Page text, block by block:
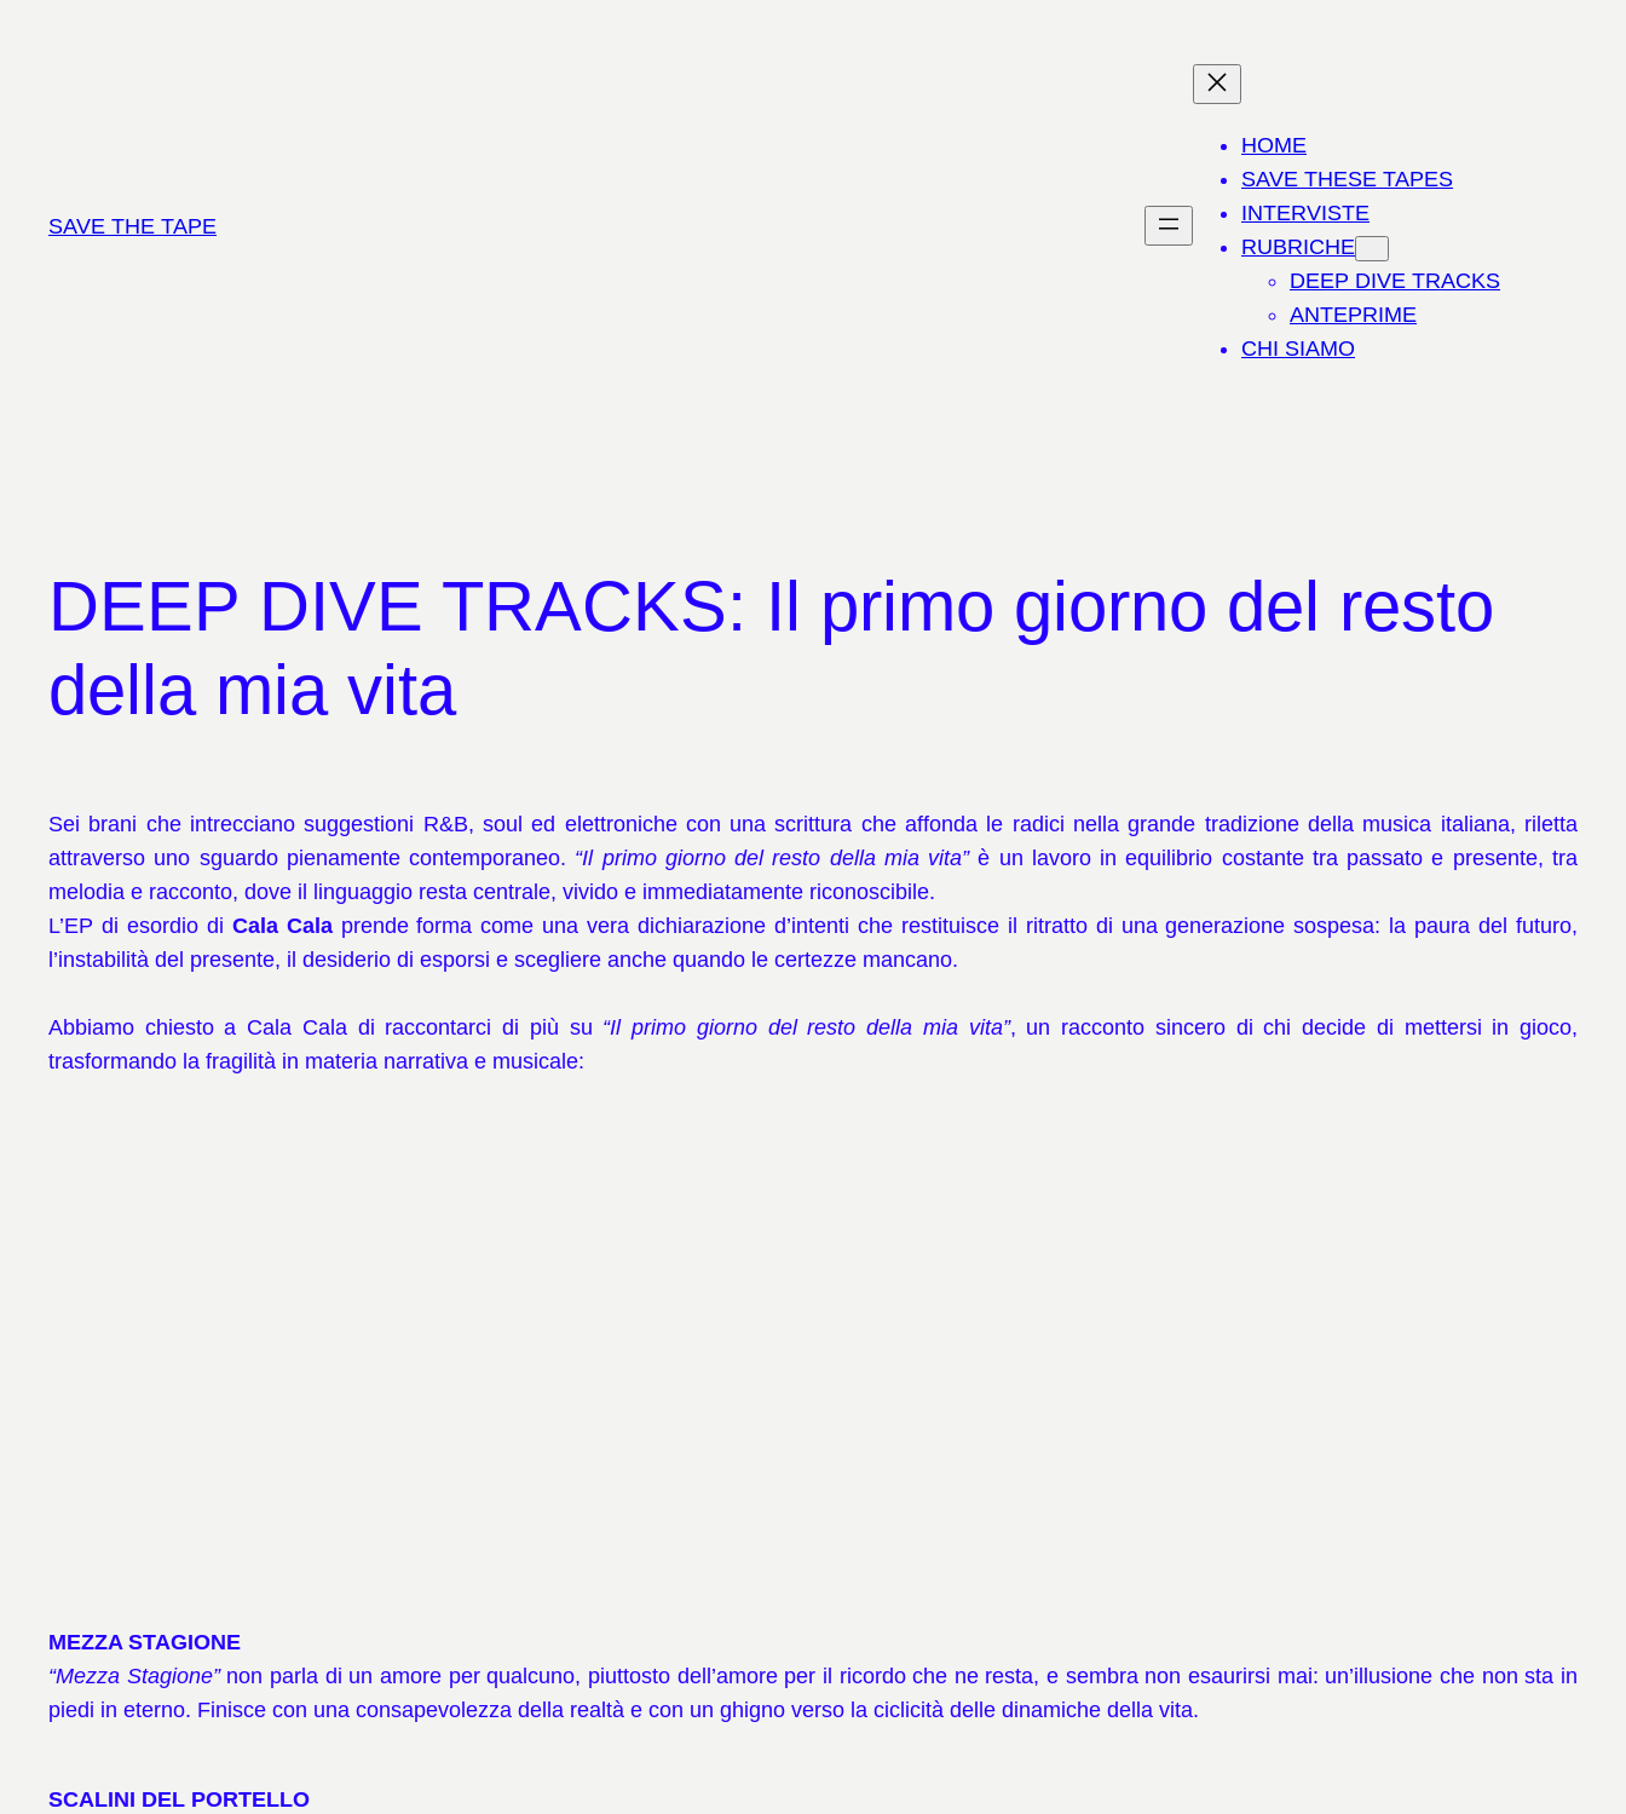
SAVE THE TAPE
HOME
SAVE THESE TAPES
INTERVISTE
RUBRICHE
DEEP DIVE TRACKS
ANTEPRIME
CHI SIAMO
DEEP DIVE TRACKS: Il primo giorno del resto
della mia vita
Sei brani che intrecciano suggestioni R&B, soul ed elettroniche con una scrittura che affonda le radici nella grande tradizione della musica italiana, riletta
attraverso uno sguardo pienamente contemporaneo. “Il primo giorno del resto della mia vita”è un lavoro in equilibrio costante tra passato e presente, tra
melodia e racconto, dove il linguaggio resta centrale, vivido e immediatamente riconoscibile.
L’EP di esordio di Cala Calaprende forma come una vera dichiarazione d’intenti che restituisce il ritratto di una generazione sospesa: la paura del futuro,
l’instabilità del presente, il desiderio di esporsi e scegliere anche quando le certezze mancano.
Abbiamo chiesto a Cala Cala di raccontarci di più su “Il primo giorno del resto della mia vita”, un racconto sincero di chi decide di mettersi in gioco,
trasformando la fragilità in materia narrativa e musicale:
MEZZA STAGIONE
“Mezza Stagione”non parla di un amore per qualcuno, piuttosto dell’amore per il ricordo che ne resta, e sembra non esaurirsi mai: un’illusione che non sta in
piedi in eterno. Finisce con una consapevolezza della realtà e con un ghigno verso la ciclicità delle dinamiche della vita.
SCALINI DEL PORTELLO